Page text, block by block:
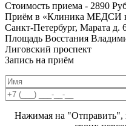
Стоимость приема - 2890
Приём в «Клиника МЕДСИ
Санкт-Петербург, Марата д.
Площадь Восстания
Лиговский проспект
Запись на приём
Нажимая на "Отправить",